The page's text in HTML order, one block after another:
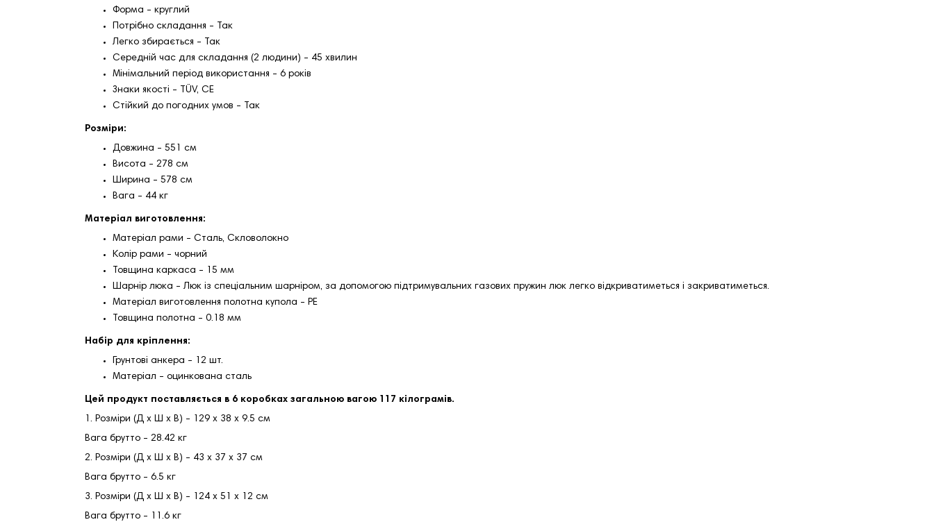
Форма - круглий
Потрібно складання - Так
Легко збирається - Так
Середній час для складання (2 людини) - 45 хвилин
Мінімальний період використання - 6 років
Знаки якості - TÜV, CE
Стійкий до погодних умов - Так
Розміри:
Довжина - 551 см
Висота - 278 см
Ширина - 578 см
Вага - 44 кг
Матеріал виготовлення:
Матеріал рами - Сталь, Скловолокно
Колір рами - чорний
Товщина каркаса - 15 мм
Шарнір люка - Люк із спеціальним шарніром, за допомогою підтримувальних газових пружин люк легко відкриватиметься і закриватиметься.
Матеріал виготовлення полотна купола - PE
Товщина полотна - 0.18 мм
Набір для кріплення:
Грунтові анкера - 12 шт.
Матеріал - оцинкована сталь
Цей продукт поставляється в 6 коробках загальною вагою 117 кілограмів.
1. Розміри (Д х Ш х В) - 129 х 38 х 9.5 см
Вага брутто - 28.42 кг
2. Розміри (Д х Ш х В) - 43 х 37 х 37 см
Вага брутто - 6.5 кг
3. Розміри (Д х Ш х В) - 124 х 51 х 12 см
Вага брутто - 11.6 кг